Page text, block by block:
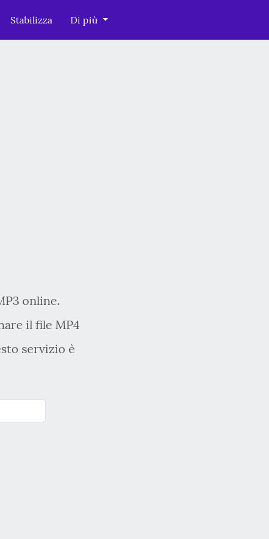
Stabilizza Di più
online.
il file MP4
servizio è